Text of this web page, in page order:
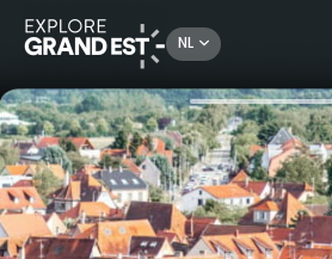
NL
Kijk je ogen uit in de Grand Est